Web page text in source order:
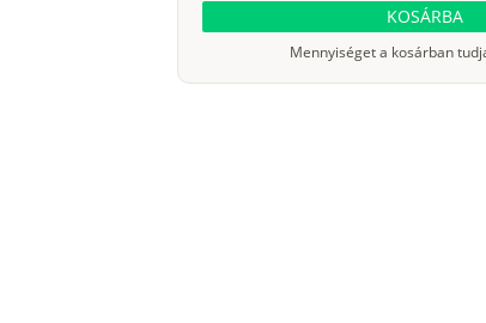
KOSÁRBA
Mennyiséget a kosárban